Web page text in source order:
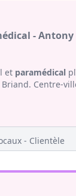
- Antony
et paramédical
Centre-
- Clientèle